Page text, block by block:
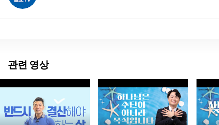
관련 영상